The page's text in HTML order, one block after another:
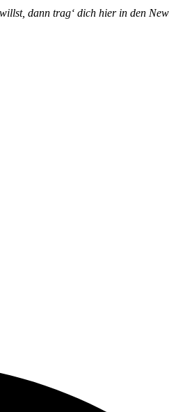
dann trag‘ dich hier in den